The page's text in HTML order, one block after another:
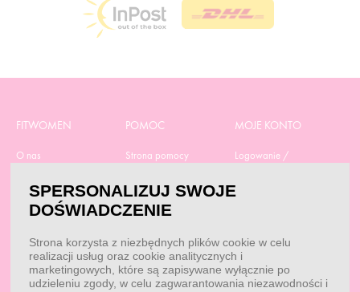
FITWOMEN
O nas
RODO
Obowiązek
Dane do przelewu
Przepisy
Blog
POMOC
Strona pomocy
Regulamin zakupów
Aktualne promocje
Odstąp od umowy tutaj
Dobór suplementacji
MOJE KONTO
Logowanie /
Moje zamówienia
SPERSONALIZUJ SWOJE
DOŚWIADCZENIE
Strona korzysta z niezbędnych plików cookie w celu
realizacji usług oraz cookie analitycznych i
marketingowych, które są zapisywane wyłącznie po
udzieleniu zgody, w celu zagwarantowania niezawodności i